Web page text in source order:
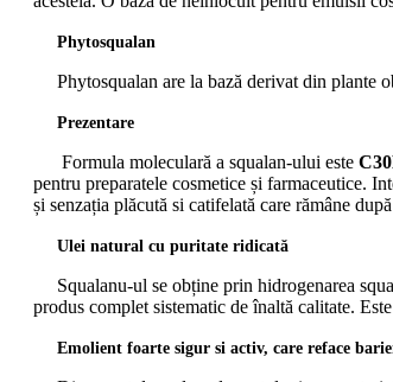
Phytosqualan
Phytosqualan are la bază derivat din plante
Prezentare
Formula moleculară a squalan-ului este
pentru preparatele cosmetice și farmaceutice.
și senzația plăcută si catifelată care rămâne
Ulei natural cu puritate ridicată
Squalanu-ul se obține prin hidrogenarea
produs complet sistematic de înaltă calitate.
Emolient foarte sigur si activ, care reface